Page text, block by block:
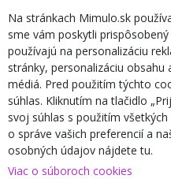
Na stránkach Mimulo.sk
sme vám poskytli
používajú na personalizáciu
stránky, personalizáciu obsahu
médiá. Pred použitím týchto
súhlas. Kliknutím na tlačidlo
svoj súhlas s použitím
o správe vašich preferencií a
osobných údajov nájdete tu.
Viac o súboroch cookies